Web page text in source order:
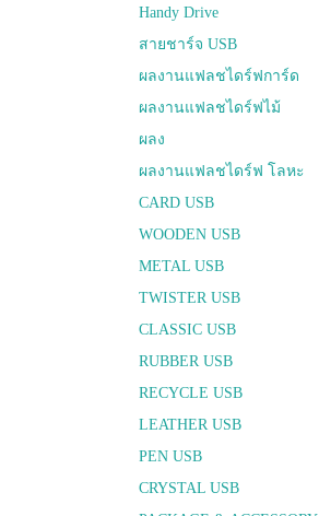
Handy Drive
สายชาร์จ USB
ผลงานแฟลชไดร์ฟการ์ด
ผลงานแฟลชไดร์ฟไม้
ผลง
ผลงานแฟลชไดร์ฟ โลหะ
CARD USB
WOODEN USB
METAL USB
TWISTER USB
CLASSIC USB
RUBBER USB
RECYCLE USB
LEATHER USB
PEN USB
CRYSTAL USB